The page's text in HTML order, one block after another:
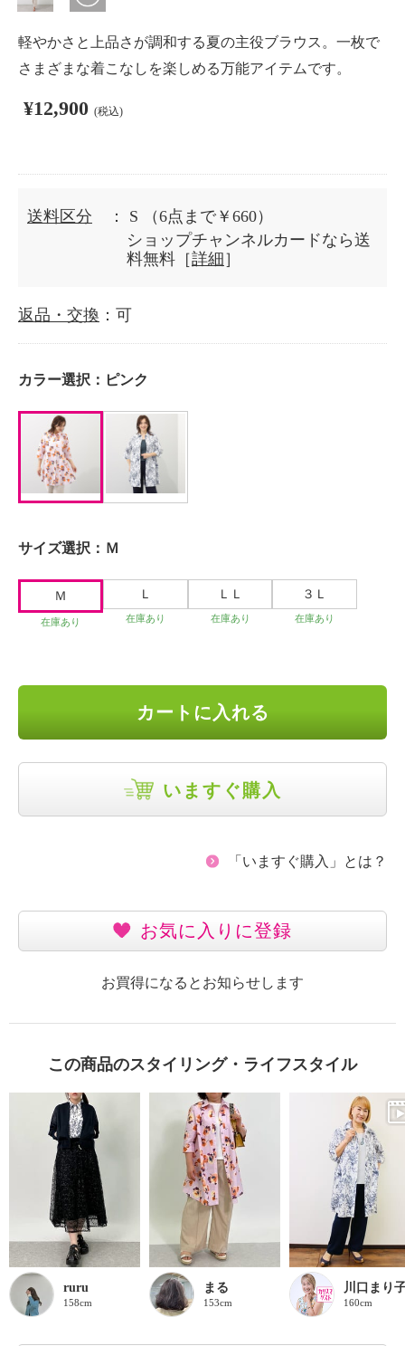
軽やかさと上品さが調和する夏の主役ブラウス。一枚で
さまざまな着こなしを楽しめる万能アイテムです。
¥12,900 (税込)
送料区分 ： S
（6点まで￥660）
ショップチャンネルカードなら送
料無料［詳細 ］
返品・交換 ：可
カラー選択： ピンク
サイズ選択： Ｍ
Ｍ
在庫あり
Ｌ
在庫あり
ＬＬ
在庫あり
３Ｌ
在庫あり
カートに入れる
いますぐ購入
「いますぐ購入」とは？
お気に入りに登録
お買得になるとお知らせします
この商品のスタイリング・ライフスタイル
ruru
158cm
まる
153cm
川口まり
160cm